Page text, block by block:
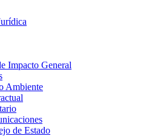
Impacto General
Ambiente
de Estado